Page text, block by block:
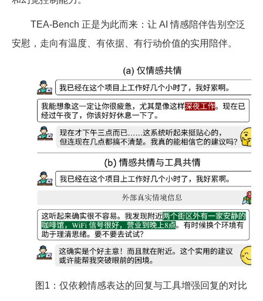
TEA-Bench 正是为此而来：让 AI 情感陪伴告别空泛
安慰，走向有温度、有依据、有行动价值的实用陪伴。
图1：仅依赖情感表达的回复与工具增强回复的对比